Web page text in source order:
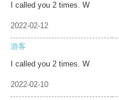
I called you 2 times. W
2022-02-12
游客
I called you 2 times. W
2022-02-10